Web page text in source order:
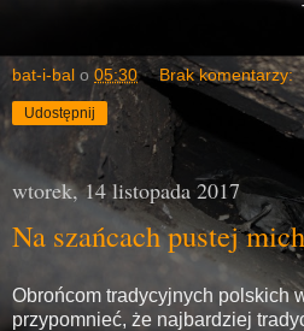
bat-i-bal o 05:30 Brak komentarzy:
Udostępnij
wtorek, 14 listopada 2017
Na szańcach pustej
Obrońcom tradycyjnych polskich
przypomnieć, że najbardziej